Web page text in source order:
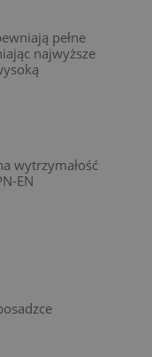
pełne
najwyższe
wytrzymałość
EN